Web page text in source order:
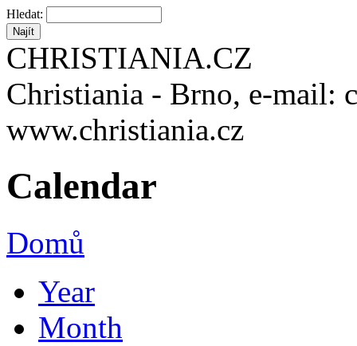
Hledat:
CHRISTIANIA.CZ
Christiania - Brno, e-mail:
www.christiania.cz
Calendar
Domů
Year
Month